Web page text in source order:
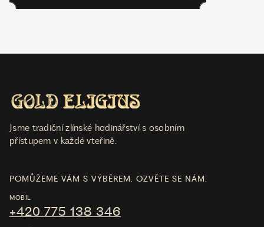
Jsme tradiční zlínské hodinářství s osobním
přístupem v každé vteřině.
POMŮŽEME VÁM S VÝBĚREM. OZVĚTE SE NÁM.
MOBIL
+420 775 138 346